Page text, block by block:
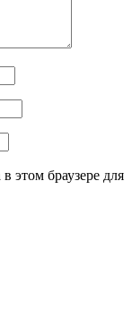
этом браузере для